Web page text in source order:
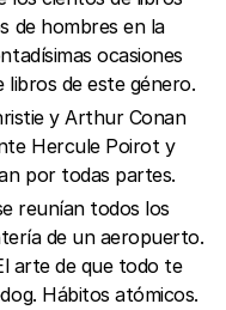
de hombres en la
ocasiones
de este género.
y Arthur Conan
Hercule Poirot y
por todas partes.
reunían todos los
de un aeropuerto.
arte de que todo te
Hábitos atómicos.